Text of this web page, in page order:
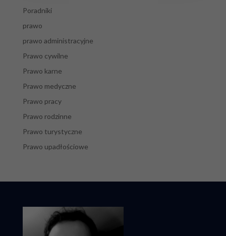
Poradniki
prawo
prawo administracyjne
Prawo cywilne
Prawo karne
Prawo medyczne
Prawo pracy
Prawo rodzinne
Prawo turystyczne
Prawo upadłościowe